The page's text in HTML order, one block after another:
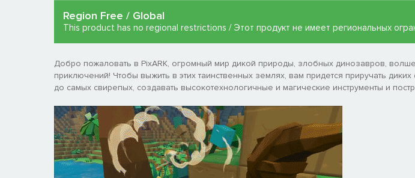
Region Free / Global
This product has no regional restrictions / Этот продукт не имеет региональных
Добро пожаловать в PixARK, огромный мир дикой природы, злобных динозавров,
приключений! Чтобы выжить в этих таинственных землях, вам придется приручать
до самых свирепых, создавать высокотехнологичные и магические инструменты и